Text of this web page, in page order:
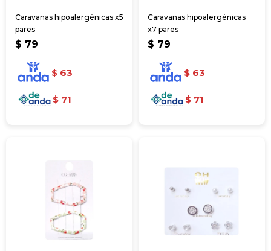
Caravanas hipoalergénicas x5
pares
$ 79
$ 63
$ 71
Caravanas hipoalergénicas
x7 pares
$ 79
$ 63
$ 71